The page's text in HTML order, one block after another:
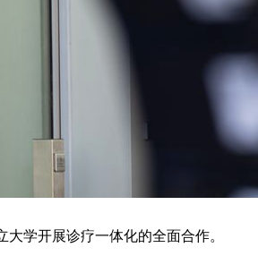
学开展诊疗一体化的全面合作。